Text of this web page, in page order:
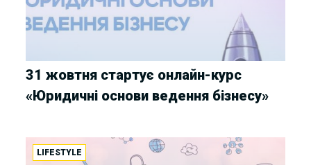
31 жовтня стартує онлайн-курс
«Юридичні основи ведення бізнесу»
LIFESTYLE